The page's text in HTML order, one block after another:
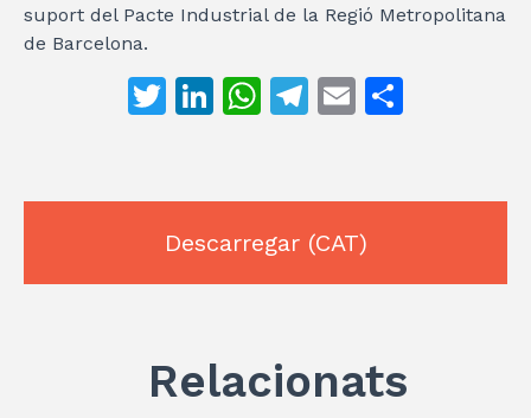
suport del Pacte Industrial de la Regió Metropolitana
de Barcelona.
T
te
r
Li
e
dI
n
W
s
A
p
T
gr
a
m
E
l
p
te
Descarregar (CAT)
Relacionats